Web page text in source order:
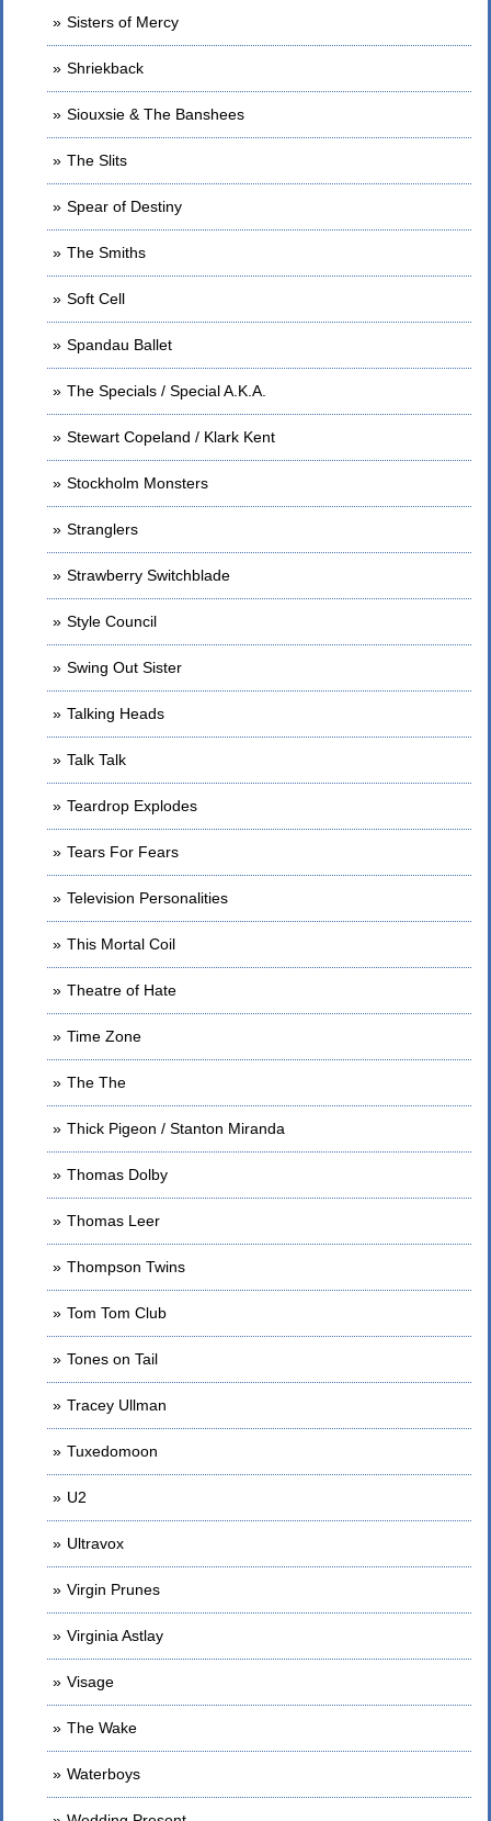
Sisters of Mercy
Shriekback
Siouxsie & The Banshees
The Slits
Spear of Destiny
The Smiths
Soft Cell
Spandau Ballet
The Specials / Special A.K.A.
Stewart Copeland / Klark Kent
Stockholm Monsters
Stranglers
Strawberry Switchblade
Style Council
Swing Out Sister
Talking Heads
Talk Talk
Teardrop Explodes
Tears For Fears
Television Personalities
This Mortal Coil
Theatre of Hate
Time Zone
The The
Thick Pigeon / Stanton Miranda
Thomas Dolby
Thomas Leer
Thompson Twins
Tom Tom Club
Tones on Tail
Tracey Ullman
Tuxedomoon
U2
Ultravox
Virgin Prunes
Virginia Astlay
Visage
The Wake
Waterboys